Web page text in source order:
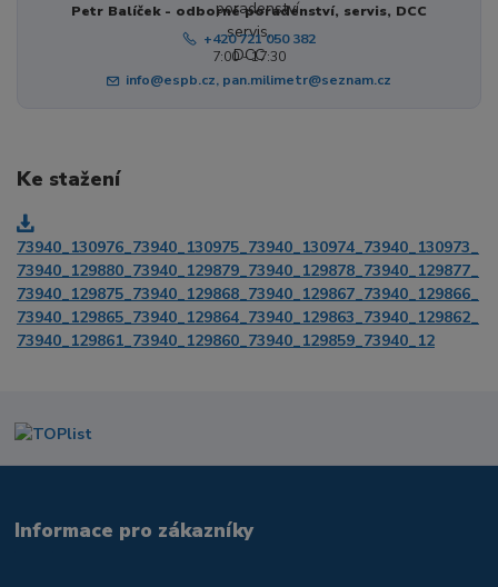
Petr Balíček - odborné poradenství, servis, DCC
+420 721 050 382
7:00 - 17:30
info@espb.cz, pan.milimetr@seznam.cz
Ke stažení
73940_130976_73940_130975_73940_130974_73940_130973_
73940_129880_73940_129879_73940_129878_73940_129877_
73940_129875_73940_129868_73940_129867_73940_129866_
73940_129865_73940_129864_73940_129863_73940_129862_
73940_129861_73940_129860_73940_129859_73940_12
Informace pro zákazníky